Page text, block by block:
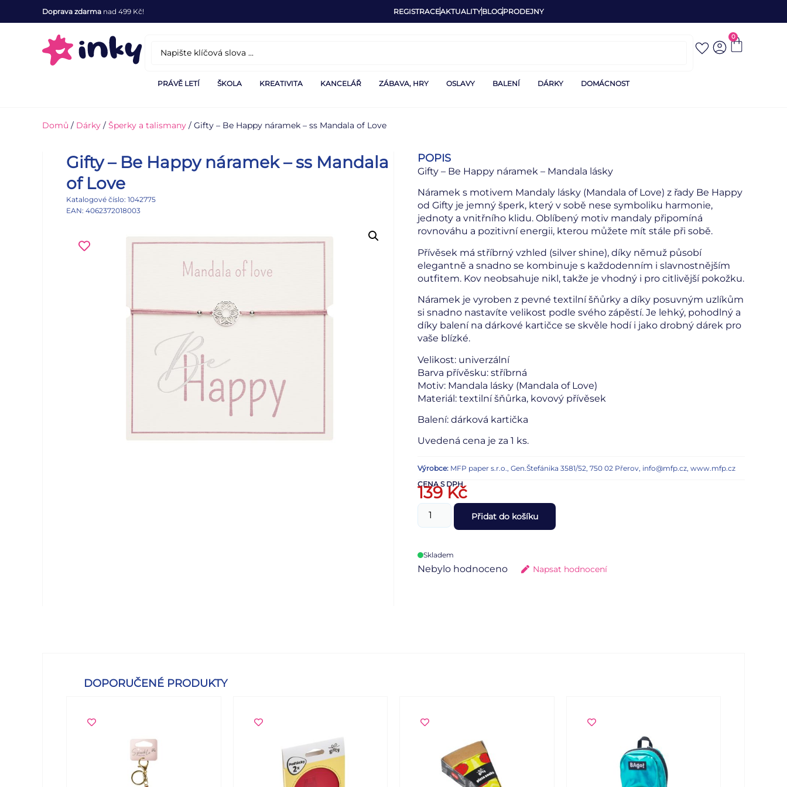
Doprava zdarma nad 499 Kč! REGISTRACEAKTUALITYBLOGPRODEJNY
0
PRÁVĚ LETÍ ŠKOLA KREATIVITA KANCELÁŘ ZÁBAVA, HRY OSLAVY BALENÍ DÁRKY DOMÁCNOST
Domů / Dárky / Šperky a talismany / Gifty – Be Happy náramek – ss Mandala of Love
Gifty – Be Happy náramek – ss Mandala
of Love
Katalogové číslo: 1042775
EAN: 4062372018003
POPIS
Gifty – Be Happy náramek – Mandala lásky
Náramek s motivem Mandaly lásky (Mandala of Love) z řady Be Happy
od Gifty je jemný šperk, který v sobě nese symboliku harmonie,
jednoty a vnitřního klidu. Oblíbený motiv mandaly připomíná
rovnováhu a pozitivní energii, kterou můžete mít stále při sobě.
Přívěsek má stříbrný vzhled (silver shine), díky němuž působí
elegantně a snadno se kombinuje s každodenním i slavnostnějším
outfitem. Kov neobsahuje nikl, takže je vhodný i pro citlivější pokožku.
Náramek je vyroben z pevné textilní šňůrky a díky posuvným uzlíkům
si snadno nastavíte velikost podle svého zápěstí. Je lehký, pohodlný a
díky balení na dárkové kartičce se skvěle hodí i jako drobný dárek pro
vaše blízké.
Velikost: univerzální
Barva přívěsku: stříbrná
Motiv: Mandala lásky (Mandala of Love)
Materiál: textilní šňůrka, kovový přívěsek
Balení: dárková kartička
Uvedená cena je za 1 ks.
Výrobce: MFP paper s.r.o., Gen.Štefánika 3581/52, 750 02 Přerov, info@mfp.cz, www.mfp.cz
CENA S DPH
139Kč
Přidat do košíku
Skladem
Nebylo hodnoceno Napsat hodnocení
DOPORUČENÉ PRODUKTY